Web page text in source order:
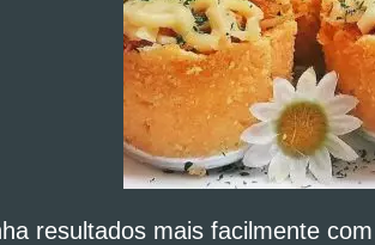
resultados mais facilmente